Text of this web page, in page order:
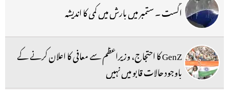
اگست ۔ ستمبر میں بارش میں کمی کا اندیشہ
GenZ کا احتجاج، وزیراعظم سے معافی کا اعلان کرنے کے
باوجود حالات قابو میں نہیں